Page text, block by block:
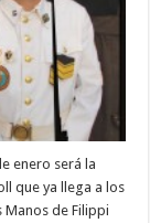
enero será la
que ya llega a los
Manos de Filippi